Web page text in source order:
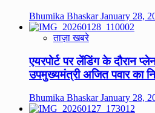
Bhumika BhaskarJanuary 28,
ताज़ा खबरे
एयरपोर्ट पर लेंडिंग के दौरान
उपमुख्यमंत्री अजित पवार का
Bhumika BhaskarJanuary 28,